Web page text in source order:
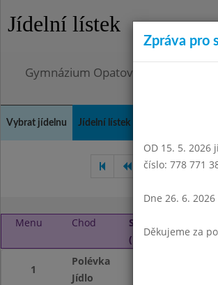
Jídelní lístek
Gymnázium Opatov, Praha 4,
Vybrat jídelnu Jídelní lístek
Září 2017
Menu Chod
Středa 1. 11. 2017
(11:45 - 14:45)
1
Polévka
Jídlo
Zpráva pro
OD 15. 5.
číslo: 778 771
Dne 26. 6.
Děkujeme za